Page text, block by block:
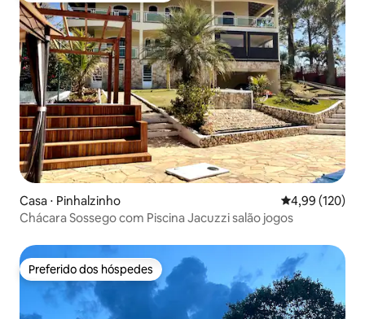
Casa ⋅ Pinhalzinho 4,99 de uma
4,99 (120)
Chácara Sossego com Piscina Jacuzzi salão jogos
Preferido dos hóspedes
Preferido dos hóspedes